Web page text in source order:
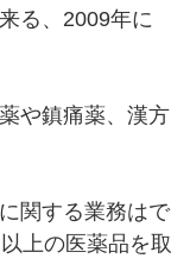
る、2009年に
や鎮痛薬、漢方
関する業務はで
上の医薬品を取